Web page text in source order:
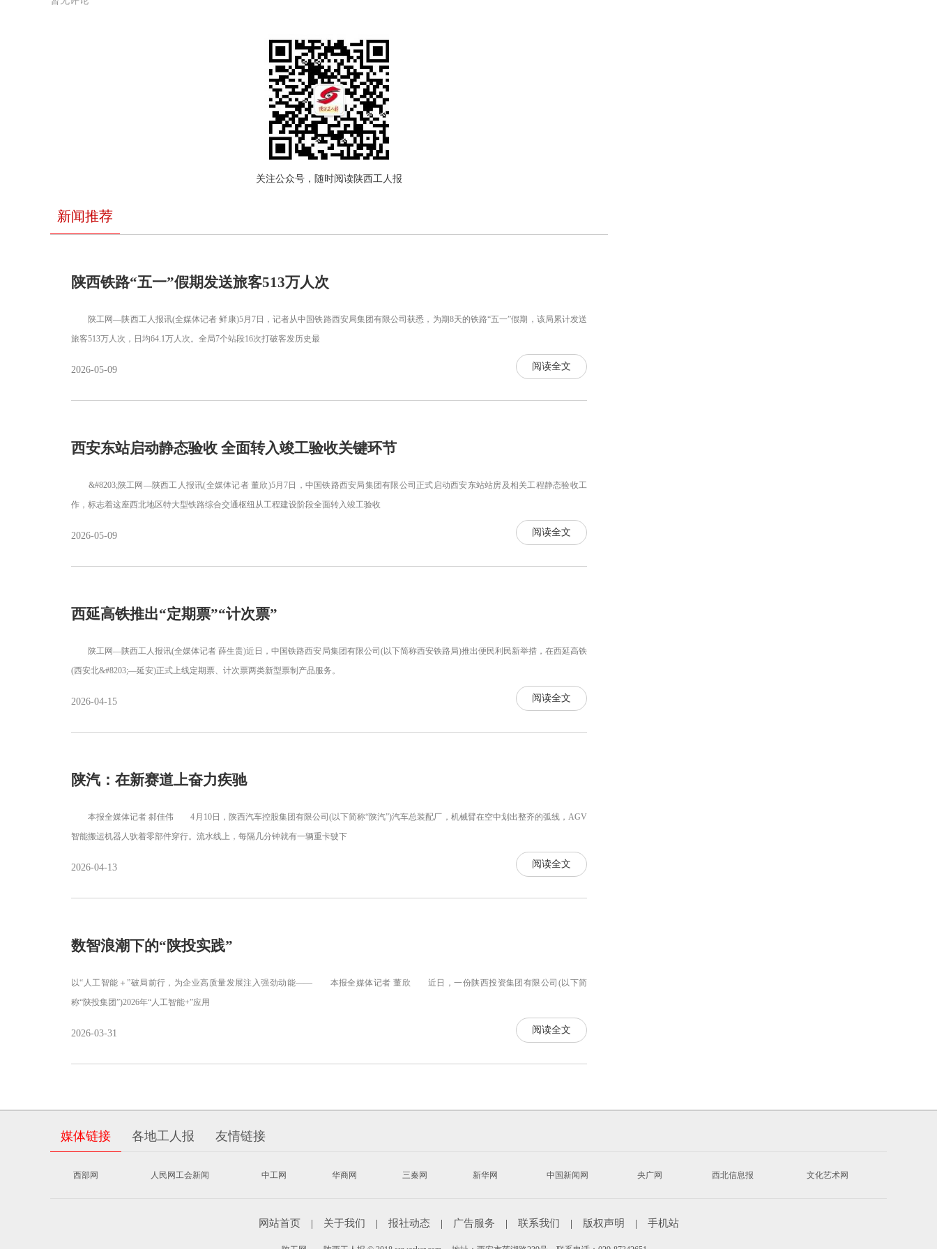
关注公众号，随时阅读陕西工人报
新闻推荐
陕西铁路“五一”假期发送旅客513万人次
陕工网—陕西工人报讯(全媒体记者 鲜康)5月7日，记者从中国铁路西安局集团有限公司获悉，为期8天的铁路“五一”假期，该局累计发送
旅客513万人次，日均64.1万人次。全局7个站段16次打破客发历史最
2026-05-09 阅读全文
西安东站启动静态验收 全面转入竣工验收关键环节
&#8203;陕工网—陕西工人报讯(全媒体记者 董欣)5月7日，中国铁路西安局集团有限公司正式启动西安东站站房及相关工程静态验收工
作，标志着这座西北地区特大型铁路综合交通枢纽从工程建设阶段全面转入竣工验收
2026-05-09 阅读全文
西延高铁推出“定期票”“计次票”
陕工网—陕西工人报讯(全媒体记者 薛生贵)近日，中国铁路西安局集团有限公司(以下简称西安铁路局)推出便民利民新举措，在西延高铁
(西安北&#8203;—延安)正式上线定期票、计次票两类新型票制产品服务。
2026-04-15 阅读全文
陕汽：在新赛道上奋力疾驰
本报全媒体记者 郝佳伟 4月10日，陕西汽车控股集团有限公司(以下简称“陕汽”)汽车总装配厂，机械臂在空中划出整齐的弧线，AGV
智能搬运机器人驮着零部件穿行。流水线上，每隔几分钟就有一辆重卡驶下
2026-04-13 阅读全文
数智浪潮下的“陕投实践”
以“人工智能＋”破局前行，为企业高质量发展注入强劲动能—— 本报全媒体记者 董欣 近日，一份陕西投资集团有限公司(以下简
称“陕投集团”)2026年“人工智能+”应用
2026-03-31 阅读全文
媒体链接 各地工人报 友情链接
西部网 人民网工会新闻 中工网 华商网 三秦网 新华网 中国新闻网 央广网 西北信息报 文化艺术网
网站首页 | 关于我们 | 报社动态 | 广告服务 | 联系我们 | 版权声明 | 手机站